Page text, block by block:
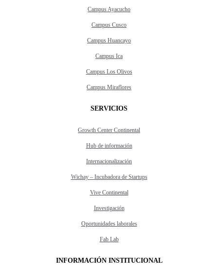
Campus Ayacucho
Campus Cusco
Campus Huancayo
Campus Ica
Campus Los Olivos
Campus Miraflores
SERVICIOS
Growth Center Continental
Hub de información
Internacionalización
Wichay – Incubadora de Startups
Vive Continental
Investigación
Oportunidades laborales
Fab Lab
INFORMACIÓN INSTITUCIONAL